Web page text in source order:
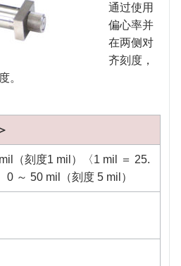
通过使用
偏心率并
在两侧对
齐刻度，
。
（刻度1 mil）〈1 mil ＝ 25.
0 ～ 50 mil（刻度 5 mil）